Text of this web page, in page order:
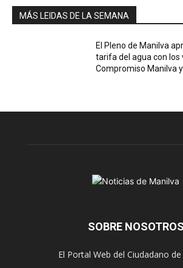
MÁS LEIDAS DE LA SEMANA
El Pleno de Manilva
tarifa del agua con los
Compromiso Manilva
SOBRE NOSOTROS
El Portal Web del Ciudadano